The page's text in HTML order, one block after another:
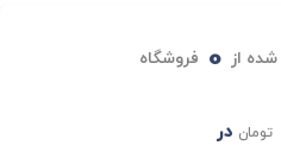
از 0 فروشگاه
تومان در